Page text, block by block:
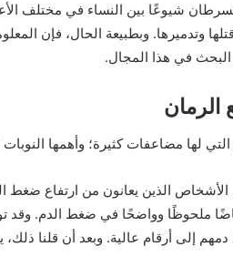
شيوعًا بين النساء في مختلف
وتدميرها. وبطبيعة الحال، فإن
في هذا المجال.
لها مضاعفات كثيرة؛ وأهمها النوبات
ملحوظًا وواضحًا في ضغط الدم. وقد
إلى أرقام عالية. وبعد أن قلنا